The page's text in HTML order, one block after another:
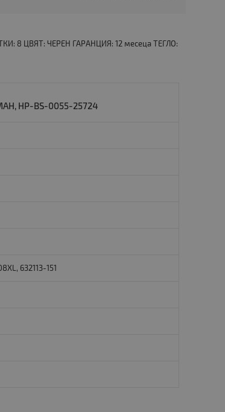
8 ЦВЯТ: ЧЕРЕН ГАРАНЦИЯ: 12 месеца ТЕГЛО:
HP-BS-0055-25724
632113-151